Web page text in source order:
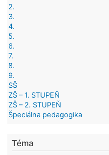
2.
3.
4.
5.
6.
7.
8.
9.
SŠ
ZŠ – 1. STUPEŇ
ZŠ – 2. STUPEŇ
Špeciálna pedagogika
Téma